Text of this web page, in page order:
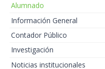
Alumnado
Información General
Contador Público
Investigación
Noticias institucionales